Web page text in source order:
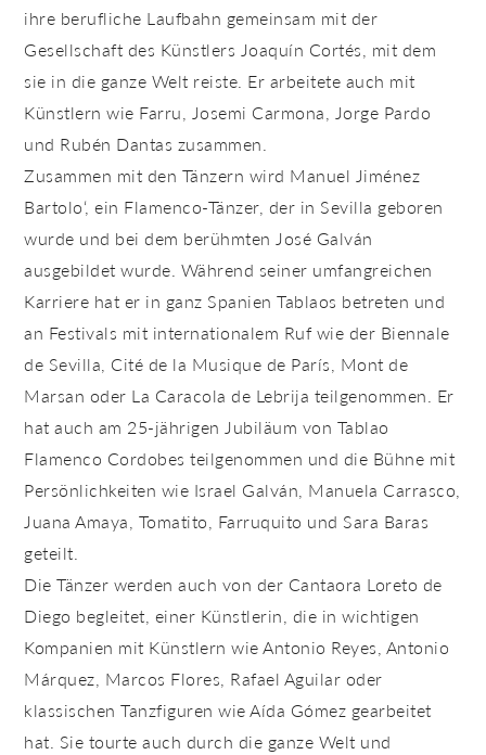
ihre berufliche Laufbahn gemeinsam mit der
Gesellschaft des Künstlers Joaquín Cortés, mit dem
sie in die ganze Welt reiste. Er arbeitete auch mit
Künstlern wie Farru, Josemi Carmona, Jorge Pardo
und Rubén Dantas zusammen.
Zusammen mit den Tänzern wird Manuel Jiménez
Bartolo‘, ein Flamenco-Tänzer, der in Sevilla geboren
wurde und bei dem berühmten José Galván
ausgebildet wurde. Während seiner umfangreichen
Karriere hat er in ganz Spanien Tablaos betreten und
an Festivals mit internationalem Ruf wie der Biennale
de Sevilla, Cité de la Musique de París, Mont de
Marsan oder La Caracola de Lebrija teilgenommen. Er
hat auch am 25-jährigen Jubiläum von Tablao
Flamenco Cordobes teilgenommen und die Bühne mit
Persönlichkeiten wie Israel Galván, Manuela Carrasco,
Juana Amaya, Tomatito, Farruquito und Sara Baras
geteilt.
Die Tänzer werden auch von der Cantaora Loreto de
Diego begleitet, einer Künstlerin, die in wichtigen
Kompanien mit Künstlern wie Antonio Reyes, Antonio
Márquez, Marcos Flores, Rafael Aguilar oder
klassischen Tanzfiguren wie Aída Gómez gearbeitet
hat. Sie tourte auch durch die ganze Welt und